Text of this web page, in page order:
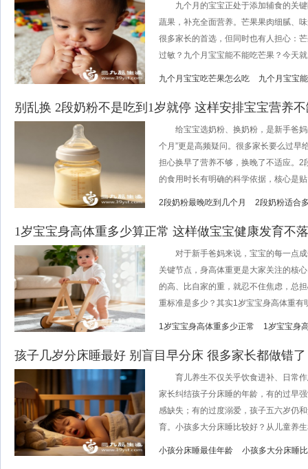
九个月的宝宝正处于添加辅食的关键
蔬果，补充全面营养。芒果果肉细腻、
很多家长的首选，但同时也有人担心：
过敏？九个月宝宝能不能吃芒果？今天
九个月宝宝吃芒果怎么吃 九个月宝宝
别乱换 2段奶粉不是吃到1岁就停 这样安排宝宝营养
给宝宝选奶粉、换奶粉，是新手爸妈
个月”更是高频疑问。很多家长要么过早
担心换早了营养不够，换晚了不适应。
的食用时长有明确的科学依据，核心是
2段奶粉最晚吃到几个月 2段奶粉适合
1岁宝宝身高体重多少算正常 这样做宝宝健康发育不
对于新手爸妈来说，宝宝的每一点成
关键节点，身高体重更是大家关注的核
的高、比自家的重，就忍不住焦虑，总
重标准是多少？其实1岁宝宝身高体重有
1岁宝宝身高体重多少正常 1岁宝宝身
孩子几岁分床睡最好 别盲目早分床 很多家长都做错了
育儿养生不仅关乎饮食进补、日常作
家长纠结孩子分床睡的年龄，有的过早
感缺失；有的过度溺爱，孩子五六岁仍
育。小孩多大分床睡比较好？从儿童养
小孩分床睡最佳年龄 小孩多大分床睡